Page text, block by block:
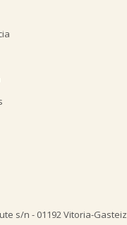
s/n - 01192 Vitoria-Gasteiz